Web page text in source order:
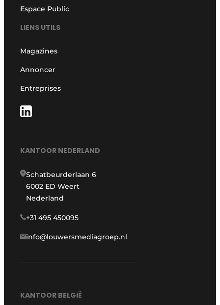
Espace Public
LIENS UTILS
Magazines
Annoncer
Entreprises
KANTOOR NEDERLAND
Schatbeurderlaan 6
6002 ED Weert
Nederland
+31 495 450095
info@louwersmediagroep.nl
KANTOOR BELGIË